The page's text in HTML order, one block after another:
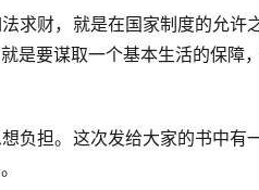
求财，就是在国家制度的允许
是要谋取一个基本生活的保障
负担。这次发给大家的书中